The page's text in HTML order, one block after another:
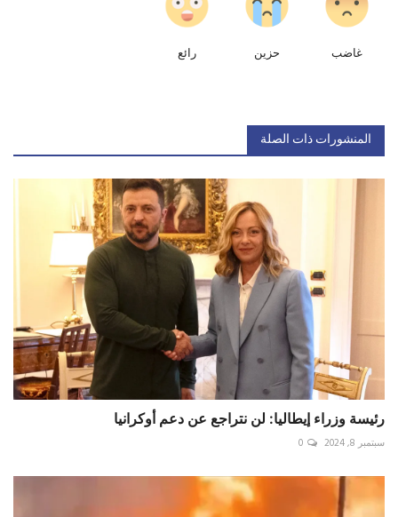
غاضب حزين رائع
المنشورات ذات الصلة
رئيسة وزراء إيطاليا: لن نتراجع عن دعم أوكرانيا
سبتمبر 8, 2024 0